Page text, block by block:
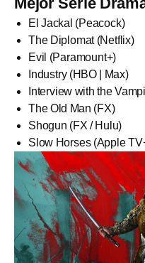
El Jackal (Peacock)
The Diplomat (Netflix)
Evil (Paramount+)
Industry (HBO | Max)
Interview with the
The Old Man (FX)
Shogun (FX / Hulu)
Slow Horses (Apple